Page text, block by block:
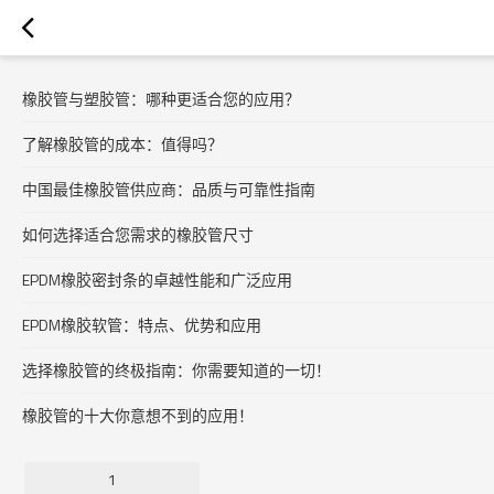
橡胶管与塑胶管：哪种更适合您的应用？
了解橡胶管的成本：值得吗？
中国最佳橡胶管供应商：品质与可靠性指南
如何选择适合您需求的橡胶管尺寸
EPDM橡胶密封条的卓越性能和广泛应用
EPDM橡胶软管：特点、优势和应用
选择橡胶管的终极指南：你需要知道的一切！
橡胶管的十大你意想不到的应用！
1